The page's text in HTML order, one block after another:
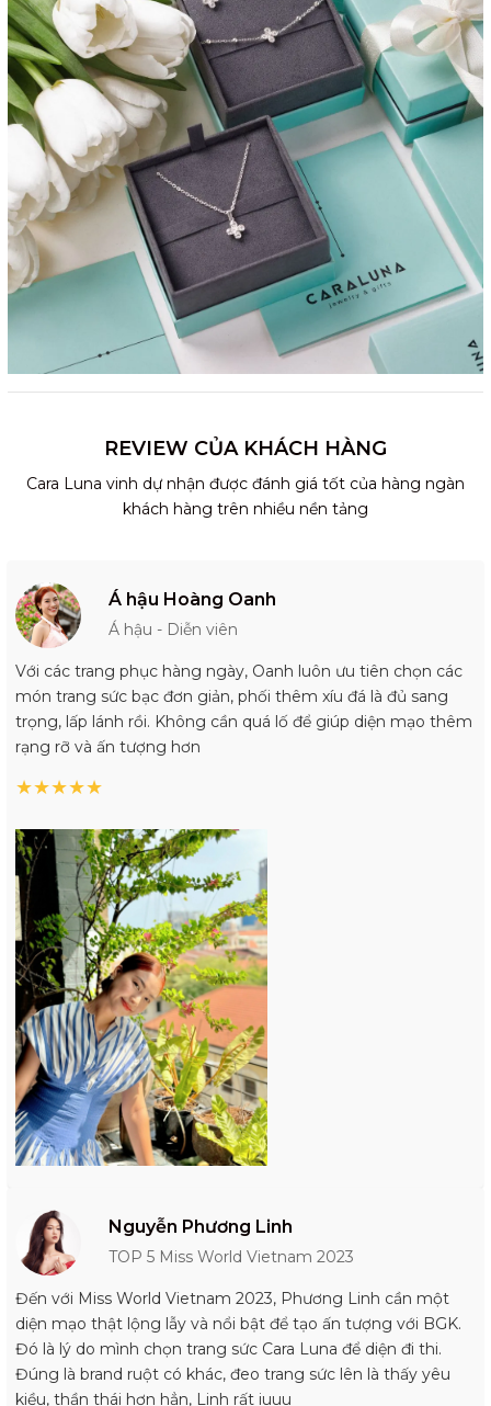
REVIEW CỦA KHÁCH HÀNG
Cara Luna vinh dự nhận được đánh giá tốt của hàng ngàn
khách hàng trên nhiều nền tảng
Á hậu Hoàng Oanh
Á hậu - Diễn viên
Với các trang phục hàng ngày, Oanh luôn ưu tiên chọn các
món trang sức bạc đơn giản, phối thêm xíu đá là đủ sang
trọng, lấp lánh rồi. Không cần quá lố để giúp diện mạo thêm
rạng rỡ và ấn tượng hơn
★★★★★
Nguyễn Phương Linh
TOP 5 Miss World Vietnam 2023
Đến với Miss World Vietnam 2023, Phương Linh cần một
diện mạo thật lộng lẫy và nổi bật để tạo ấn tượng với BGK.
Đó là lý do mình chọn trang sức Cara Luna để diện đi thi.
Đúng là brand ruột có khác, đeo trang sức lên là thấy yêu
kiều, thần thái hơn hẳn, Linh rất iuuu